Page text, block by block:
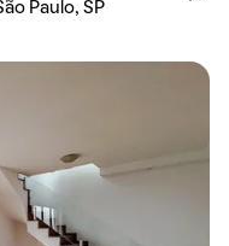
Paulo, SP